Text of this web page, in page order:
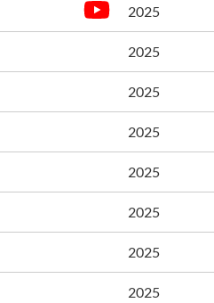
2025
2025
2025
2025
2025
2025
2025
2025